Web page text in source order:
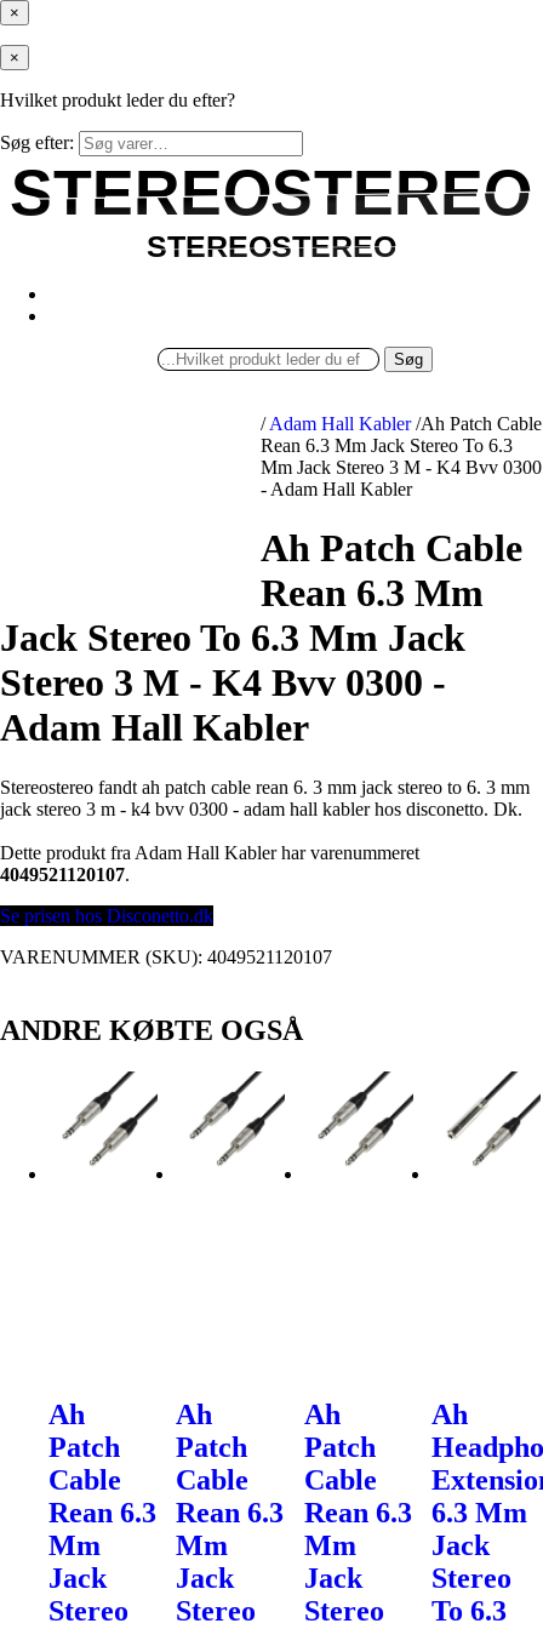
×
×
Hvilket produkt leder du efter?
Søg efter:
STEREOSTEREO
STEREOSTEREO
STEREOSTEREO
STEREOSTEREO
Søg
/ Adam Hall Kabler /Ah Patch Cable
Rean 6.3 Mm Jack Stereo To 6.3
Mm Jack Stereo 3 M - K4 Bvv 0300
- Adam Hall Kabler
Ah Patch Cable
Rean 6.3 Mm
Jack Stereo To 6.3 Mm Jack
Stereo 3 M - K4 Bvv 0300 -
Adam Hall Kabler
Stereostereo fandt ah patch cable rean 6. 3 mm jack stereo to 6. 3 mm
jack stereo 3 m - k4 bvv 0300 - adam hall kabler hos disconetto. Dk.
Dette produkt fra Adam Hall Kabler har varenummeret
4049521120107.
Se prisen hos Disconetto.dk
VARENUMMER (SKU): 4049521120107
ANDRE KØBTE OGSÅ
Ah
Patch
Cable
Rean 6.3
Mm
Jack
Stereo
Ah
Patch
Cable
Rean 6.3
Mm
Jack
Stereo
Ah
Patch
Cable
Rean 6.3
Mm
Jack
Stereo
Ah
6.3 Mm
Jack
Stereo
To 6.3